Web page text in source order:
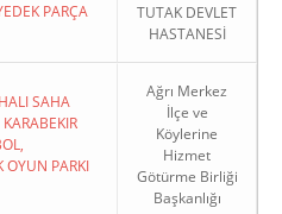
PARÇA
TUTAK DEVLET
HASTANESİ
SAHA
OYUN PARKI
Ağrı Merkez
İlçe ve
Köylerine
Hizmet
Götürme Birliği
Başkanlığı